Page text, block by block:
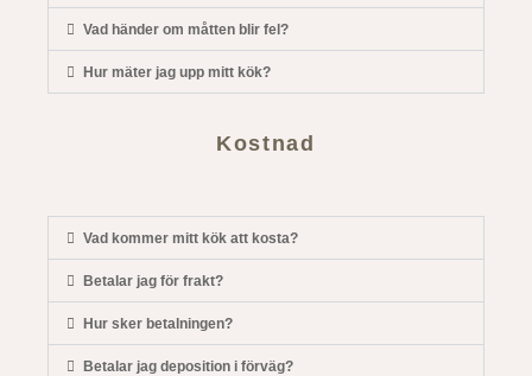
Vad händer om måtten blir fel?
Hur mäter jag upp mitt kök?
Kostnad
Vad kommer mitt kök att kosta?
Betalar jag för frakt?
Hur sker betalningen?
Betalar jag deposition i förväg?